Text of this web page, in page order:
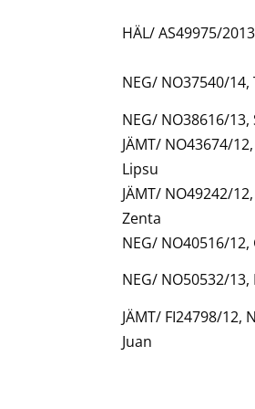
HÄL/ AS49975/
NEG/ NO37540/14,
NEG/ NO38616/13,
JÄMT/ NO43674/
Lipsu
JÄMT/ NO49242/
Zenta
NEG/ NO40516/
NEG/ NO50532/13,
JÄMT/ FI24798/
Juan